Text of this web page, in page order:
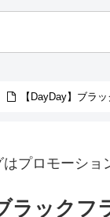
【DayDay】ブラ
はプロモーショ
ラック